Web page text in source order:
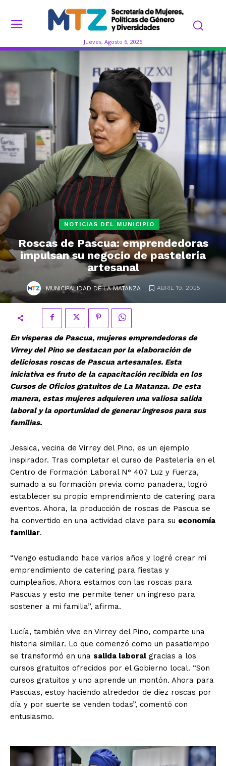
Jueves, Agosto 6, 2026
NOTICIAS DEL MUNICIPIO
Roscas de Pascua: emprendedoras
impulsan su negocio de pastelería
artesanal
MUNICIPALIDAD DE LA MATANZA . ABRIL 19, 2025
En vísperas de Pascua, mujeres emprendedoras de
Virrey del Pino se destacan por la elaboración de
deliciosas roscas de Pascua artesanales. Esta
iniciativa es fruto de la capacitación recibida en los
Cursos de Oficios gratuitos de La Matanza. De esta
manera, estas mujeres adquieren una valiosa salida
laboral y la oportunidad de generar ingresos para sus
familias.
Jessica, vecina de Virrey del Pino, es un ejemplo
inspirador. Tras completar el curso de Pastelería en el
Centro de Formación Laboral N° 407 Luz y Fuerza,
sumado a su formación previa como panadera, logró
establecer su propio emprendimiento de catering para
eventos. Ahora, la producción de roscas de Pascua se
ha convertido en una actividad clave para su economía
familiar.
“Vengo estudiando hace varios años y logré crear mi
emprendimiento de catering para fiestas y
cumpleaños. Ahora estamos con las roscas para
Pascuas y esto me permite tener un ingreso para
sostener a mi familia”, afirma.
Lucía, también vive en Virrey del Pino, comparte una
historia similar. Lo que comenzó como un pasatiempo
se transformó en una salida laboral gracias a los
cursos gratuitos ofrecidos por el Gobierno local. “Son
cursos gratuitos y uno aprende un montón. Ahora para
Pascuas, estoy haciendo alrededor de diez roscas por
día y por suerte se venden todas”, comentó con
entusiasmo.